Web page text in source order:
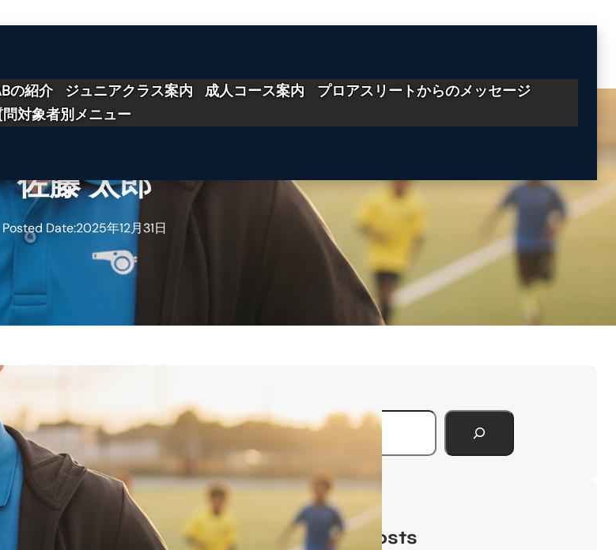
の紹介 ジュニアクラス案内 成人コース案内
プロアスリートからのメッセージ
対象者別メニュー
佐藤 太郎
Posted Date:2025年12月31日
Recent Posts